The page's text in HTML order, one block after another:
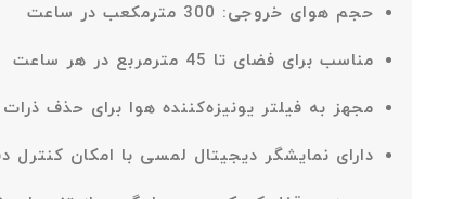
حجم هوای خروجی:
مناسب برای فضای تا 45 مترمربع در هر ساعت
مجهز به فیلتر یونیزه‌کننده هوا برای حذف
دارای نمایشگر دیجیتال لمسی با امکان